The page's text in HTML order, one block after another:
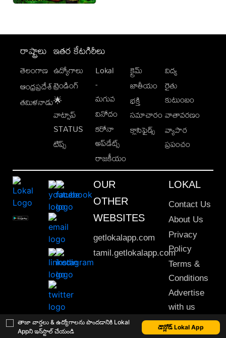
తాజా వార్తలు & ఉద్యోగాలను పొందడానికి Lokal
Appని ఇన్‌స్టాల్ చేయండి
డౌన్లోడ్ Lokal App
రాష్ట్రాలు
తెలంగాణ
ఆంధ్రప్రదేశ్
తమిళనాడు
ఇతర కేటగిరీలు
ఉద్యోగాలు
ట్రెండింగ్
🌟
వాట్సాప్
STATUS
టిప్స్
Lokal
-
మగువ
వినోదం
కరోనా
అప్‌డేట్స్
రాజకీయం
క్రైమ్
జాతీయం
భక్తి
సమాచారం
క్లాసిఫైడ్స్
విద్య
రైతు
కుటుంబం
వాతావరణం
వ్యాపార
ప్రపంచం
OUR
OTHER
WEBSITES
getlokalapp.com
tamil.getlokalapp.com
LOKAL
Contact Us
About Us
Privacy
Policy
Terms &
Conditions
Advertise
with us
Sitemap
This material may not be published, transmitted, rewritten or redistributed. © 2020 Lokal App. All rights reserved.